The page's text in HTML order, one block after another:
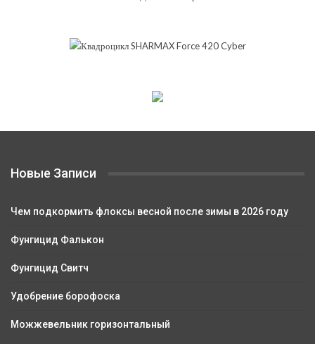
Новые Записи
Чем подкормить флоксы весной после зимы в 2026 году
Фунгицид Фалькон
Фунгицид Свитч
Удобрение борофоска
Можжевельник горизонтальный